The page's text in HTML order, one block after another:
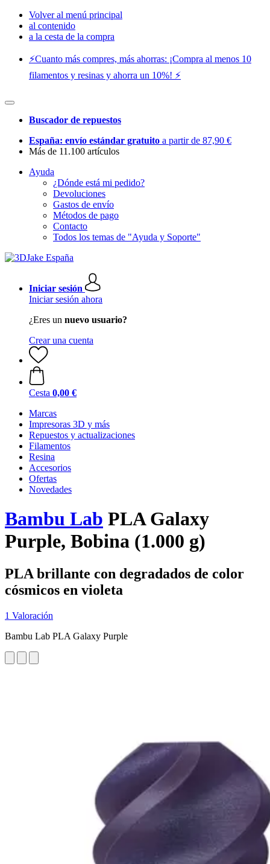
Volver al menú principal
al contenido
a la cesta de la compra
⚡️Cuanto más compres, más ahorras: ¡Compra al menos 10
filamentos y resinas y ahorra un 10%! ⚡️
Buscador de repuestos
España: envío estándar gratuito a partir de 87,90 €
Más de 11.100 artículos
Ayuda
¿Dónde está mi pedido?
Devoluciones
Gastos de envío
Métodos de pago
Contacto
Todos los temas de "Ayuda y Soporte"
Iniciar sesión
Iniciar sesión ahora
¿Eres un nuevo usuario?
Crear una cuenta
Cesta 0,00 €
Marcas
Impresoras 3D y más
Repuestos y actualizaciones
Filamentos
Resina
Accesorios
Ofertas
Novedades
Bambu Lab PLA Galaxy
Purple, Bobina (1.000 g)
PLA brillante con degradados de color
cósmicos en violeta
1 Valoración
Bambu Lab PLA Galaxy Purple